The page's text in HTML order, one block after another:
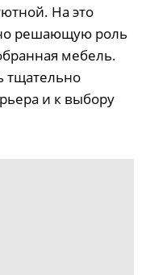
На это
решающую роль
мебель.
тщательно
и к выбору